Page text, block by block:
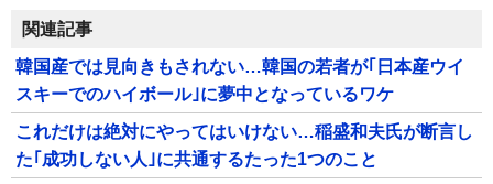
関連記事
韓国産では見向きもされない…韓国の若者が｢日本産ウイ
スキーでのハイボール｣に夢中となっているワケ
これだけは絶対にやってはいけない…稲盛和夫氏が断言し
た｢成功しない人｣に共通するたった1つのこと